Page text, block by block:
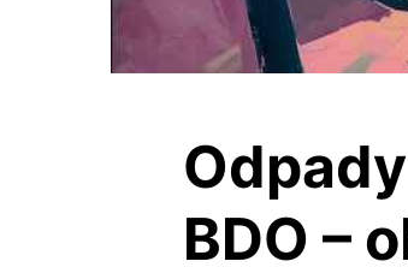
BDO –